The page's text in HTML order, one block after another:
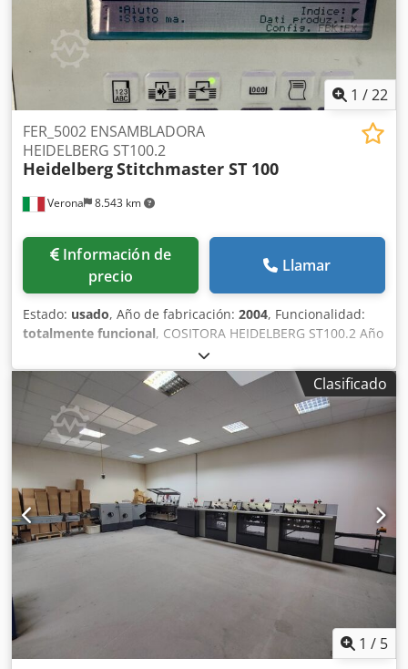
1 /22
Verona 8.543 km
FER_5002 ENSAMBLADORA
HEIDELBERG ST100.2
HeidelbergStitchmaster ST 100
Información de
precio
Llamar
Estado: usado, Año de fabricación: 2004, Funcionalidad:
totalmente funcional, COSITORA HEIDELBERG ST100.2 Año
2004, usada, en excelentes condiciones. Compuesta por 6
alimentadores de hojas + alimentador de cubiertas.
Estación de cosido con 2 cabezales. Cortadora lateral
(trimmer). Crsdezr Haljpfx Anvof Control de extracción de
cuadernillos, longitud del lomo. OPCIONAL: corte doble
central.
Clasificado
1 / 5